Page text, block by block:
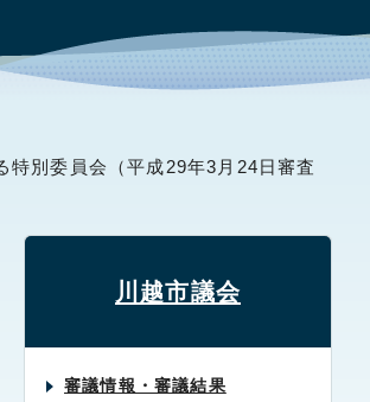
特別委員会（平成29年3月24日審査
川越市議会
審議情報・審議結果